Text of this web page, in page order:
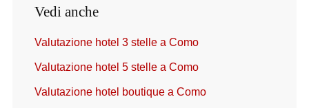
Vedi anche
Valutazione hotel 3 stelle a Como
Valutazione hotel 5 stelle a Como
Valutazione hotel boutique a Como